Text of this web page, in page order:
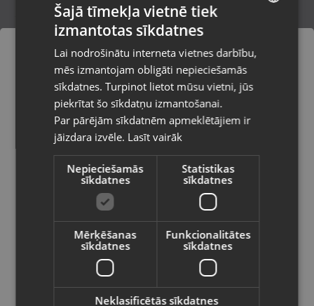
Xbox One BATTLEFIELD 1
Valmiera, Cēsu iela 11
Stāvoklis Lietots (Garantija 6 mēneši)
8.00€
Microsoft Xbox One ANTHEM
Pasūtījumi tiks piegādāti uz
izvēlēto valsti
Vietnes saturs būs attēlots izvēlētajā
valodā
Valsts
Latviešu / Latvian
RUSSIAN
Šajā tīmekļa vietnē tiek
izmantotas sīkdatnes
Lai nodrošinātu interneta vietnes darbību,
mēs izmantojam obligāti nepieciešamās
sīkdatnes. Turpinot lietot mūsu vietni, jūs
piekrītat šo sīkdatņu izmantošanai.
Par pārējām sīkdatnēm apmeklētājiem ir
jāizdara izvēle. Lasīt vairāk
Nepieciešamās
sīkdatnes
Statistikas
sīkdatnes
Mērķēšanas
sīkdatnes
Funkcionalitātes
sīkdatnes
Neklasificētās sīkdatnes